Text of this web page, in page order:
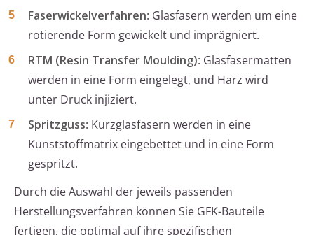
Faserwickelverfahren: Glasfasern werden um eine
rotierende Form gewickelt und imprägniert.
RTM (Resin Transfer Moulding): Glasfasermatten
werden in eine Form eingelegt, und Harz wird
unter Druck injiziert.
Spritzguss: Kurzglasfasern werden in eine
Kunststoffmatrix eingebettet und in eine Form
gespritzt.
Durch die Auswahl der jeweils passenden
Herstellungsverfahren können Sie GFK-Bauteile
fertigen, die optimal auf ihre spezifischen